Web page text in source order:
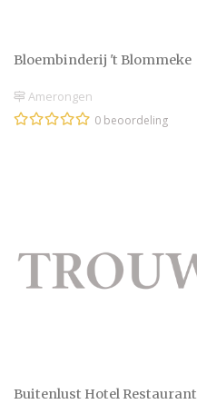
Bloembinderij 't Blommeke
Amerongen
0 beoordeling
Buitenlust Hotel Restaurant